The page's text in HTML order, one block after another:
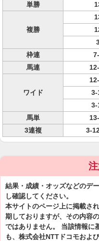
単勝
複勝
枠連
馬連
ワイド
3-
3-
馬単
3連複
3-
結果・成績・オッズなどのデ
し確認してください。
本サイトのページ上に掲載さ
期しておりますが、その内容
ではありません。 当該情報に
も、株式会社NTTドコモおよ